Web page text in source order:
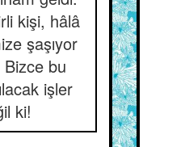
kişi, hâlâ
şaşıyor
bu
işler
ki!